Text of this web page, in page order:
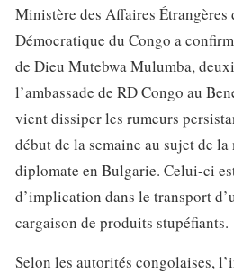
Ministère des Affaires Étrangères
Démocratique du Congo a
de Dieu Mutebwa Mulumba,
l’ambassade de RD Congo au
vient dissiper les rumeurs
début de la semaine au sujet de
diplomate en Bulgarie. Celui-ci
d’implication dans le transport
cargaison de produits stupéfiants.
Selon les autorités congolaises,